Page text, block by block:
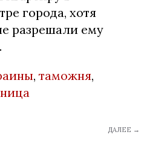
города, хотя
разрешали ему
, таможня,
ДАЛЕЕ →